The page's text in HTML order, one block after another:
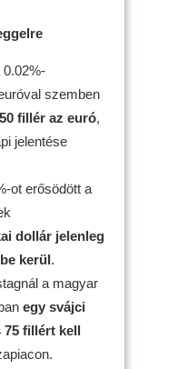
0.02%-
szemben
fillér az euró,
jelentése
ot erősödött a
dollár jelenleg
kerül.
a magyar
egy svájci
75 fillért kell